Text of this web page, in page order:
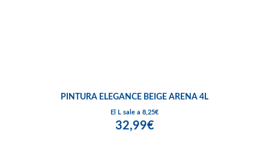
PINTURA ELEGANCE BEIGE ARENA 4L
El L sale a 8,25€
32,99€